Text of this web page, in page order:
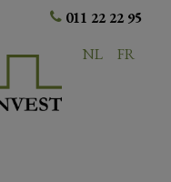
011 22 22 95
NL
FR